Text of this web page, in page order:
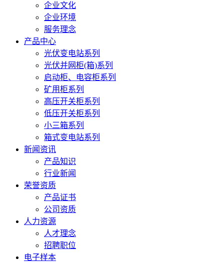
企业文化
企业环境
服务理念
产品中心
光伏变电站系列
光伏并网柜(箱)系列
启动柜、电容柜系列
矿用柜系列
高压开关柜系列
低压开关柜系列
小三箱系列
箱式变电站系列
新闻资讯
产品知识
行业新闻
荣誉资质
产品证书
公司资质
人力资源
人才理念
招聘职位
电子样本